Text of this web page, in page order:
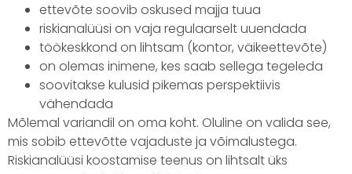
ettevõte soovib oskused majja tuua
riskianalüüsi on vaja regulaarselt uuendada
töökeskkond on lihtsam (kontor, väikeettevõte)
on olemas inimene, kes saab sellega tegeleda
soovitakse kulusid pikemas perspektiivis
vähendada
Mõlemal variandil on oma koht. Oluline on valida see,
mis sobib ettevõtte vajaduste ja võimalustega.
Riskianalüüsi koostamise teenus on lihtsalt üks